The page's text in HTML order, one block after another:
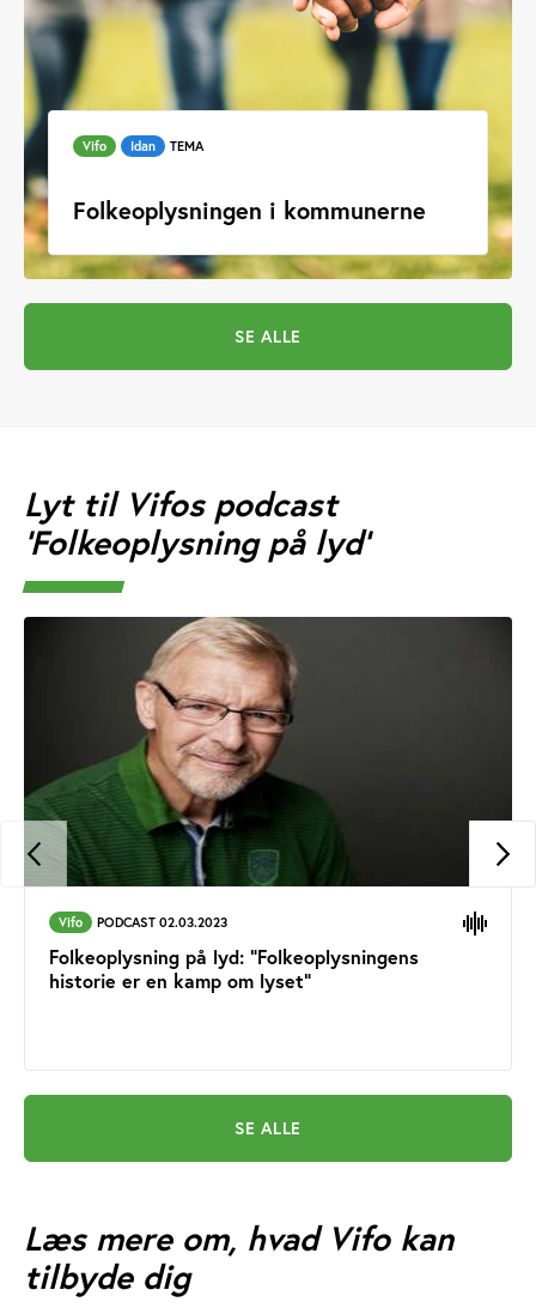
Vifo Idan TEMA
Folkeoplysningen i kommunerne
SE ALLE
Lyt til Vifos podcast
'Folkeoplysning på lyd'
Vifo PODCAST 02.03.2023
Folkeoplysning på lyd: "Folkeoplysningens
historie er en kamp om lyset”
SE ALLE
Læs mere om, hvad Vifo kan
tilbyde dig